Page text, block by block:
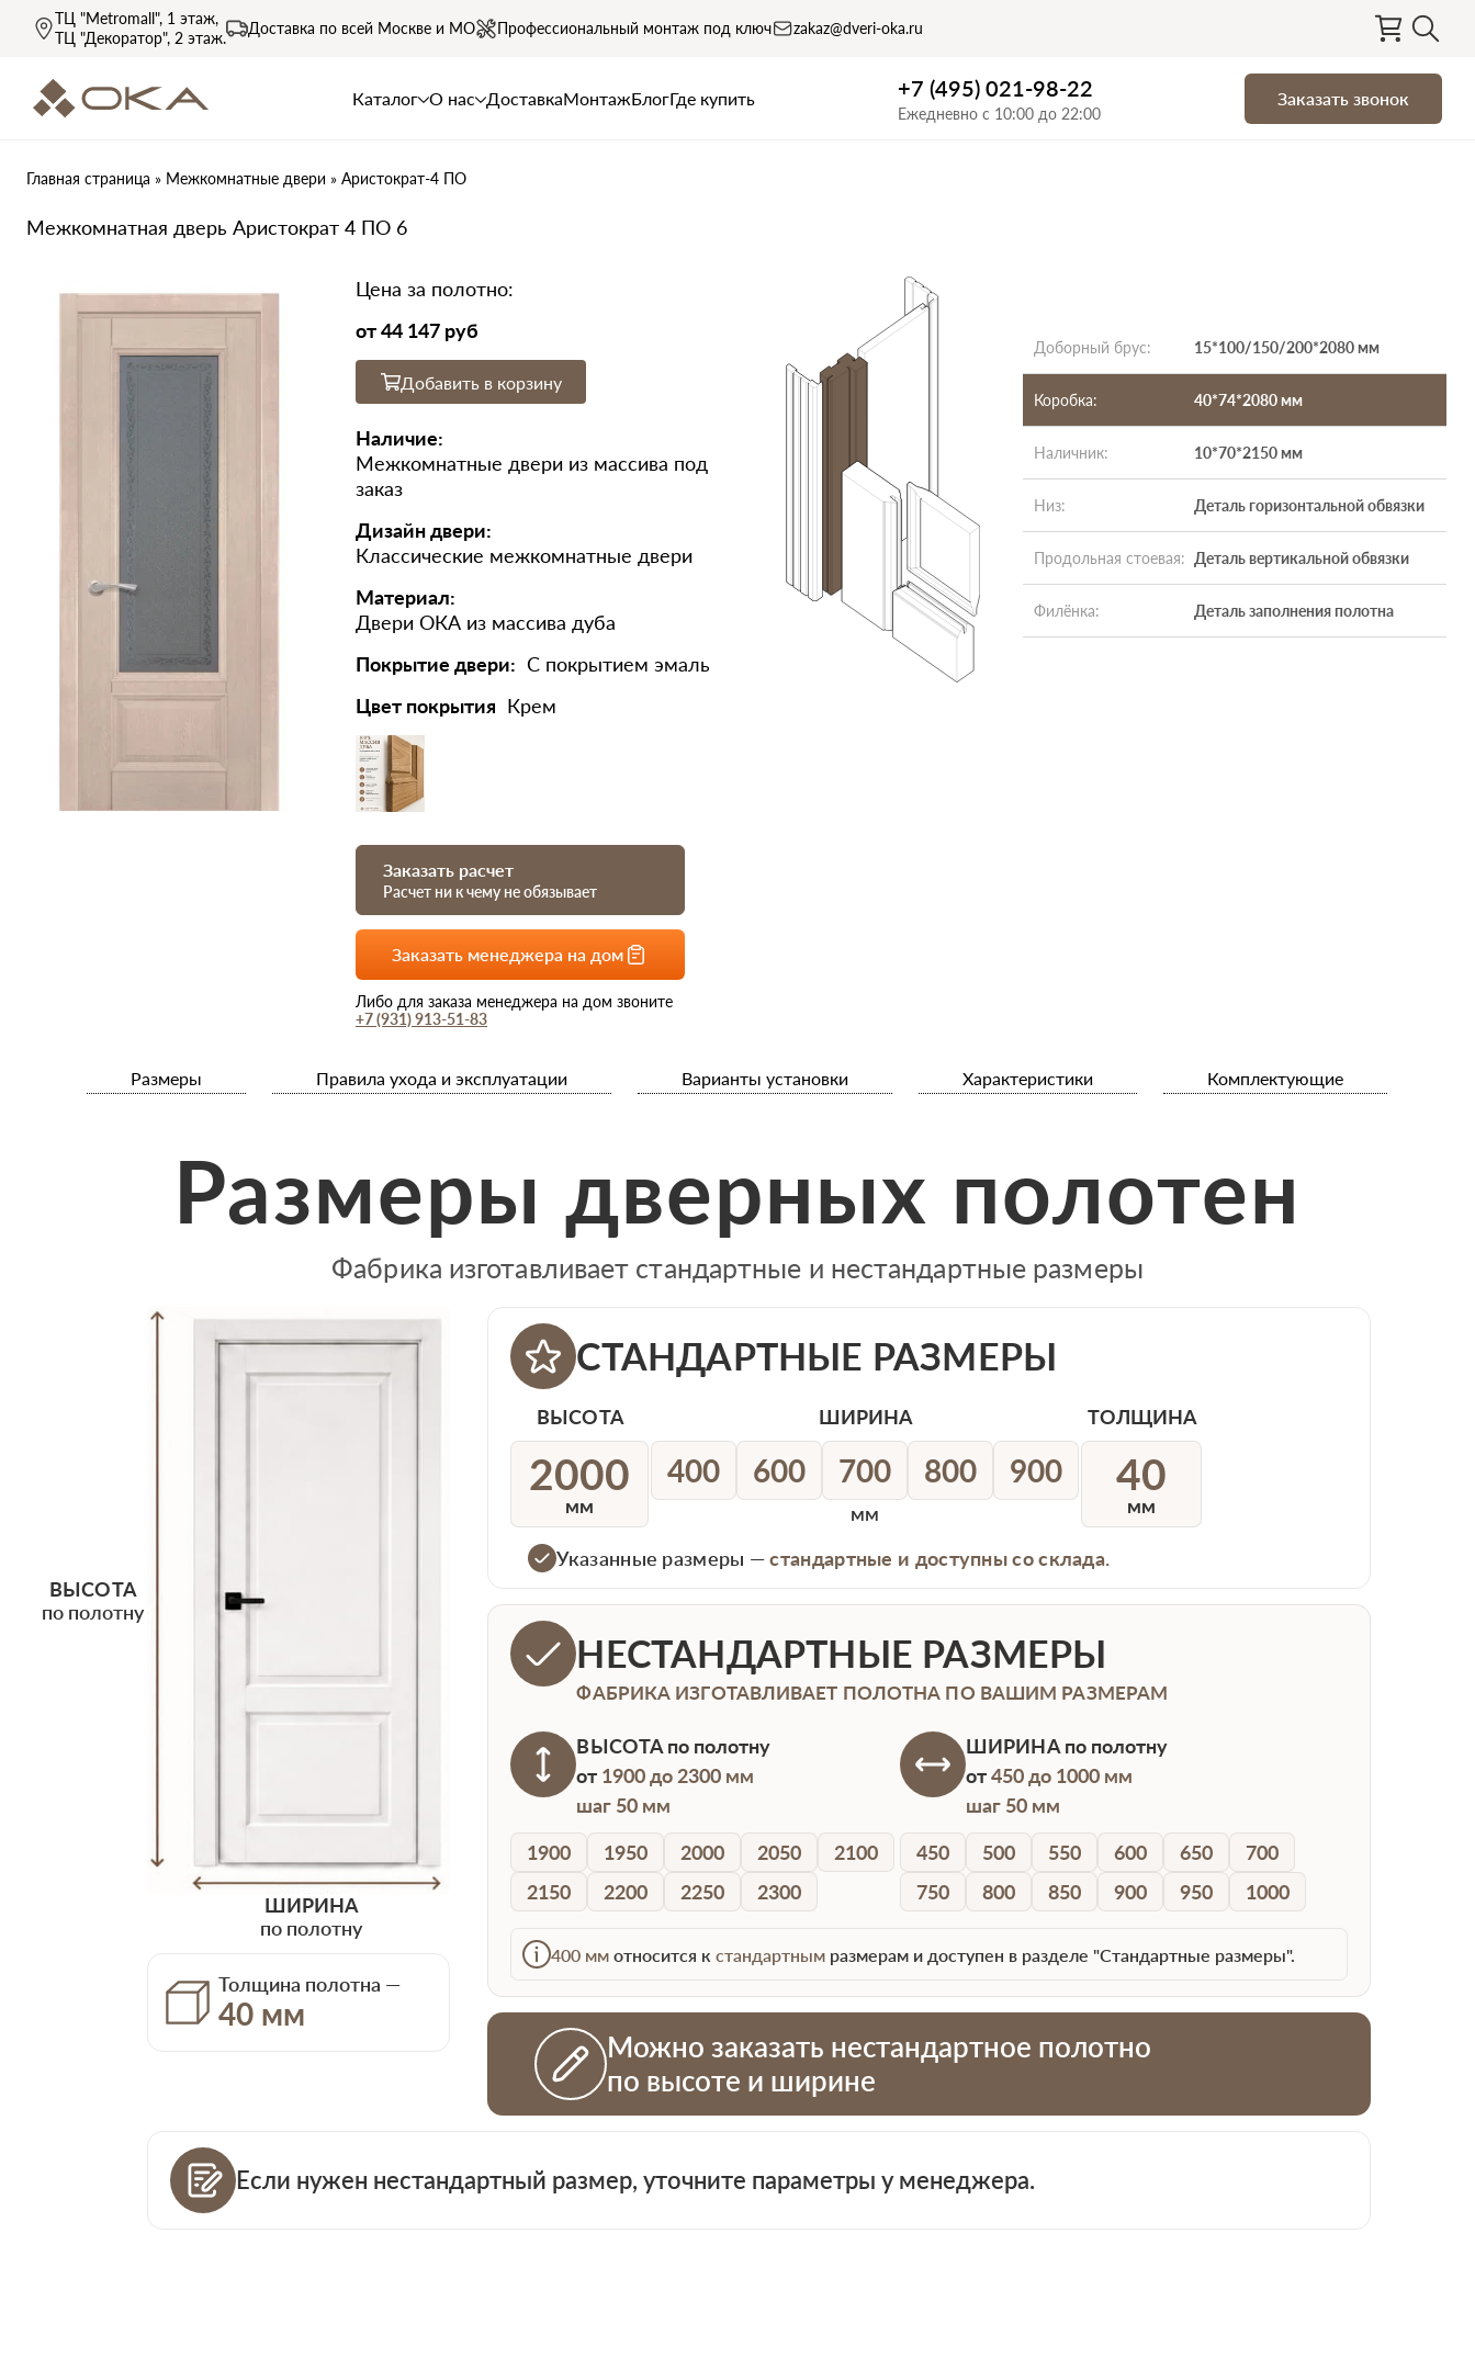
ТЦ "Metromall", 1 этаж,
ТЦ "Декоратор", 2 этаж.
Доставка по всей Москве и МО Профессиональный монтаж под ключ zakaz@dveri-oka.ru
Каталог О нас ДоставкаМонтажБлогГде купить +7 (495) 021-98-22
Ежедневно с 10:00 до 22:00
Заказать звонок
Главная страница » Межкомнатные двери » Аристократ-4 ПО
Межкомнатная дверь Аристократ 4 ПО 6
Цена за полотно:
от44 147 руб
Добавить в корзину
Наличие:
Межкомнатные двери из массива под
заказ
Дизайн двери:
Классические межкомнатные двери
Материал:
Двери ОКА из массива дуба
Покрытие двери: С покрытием эмаль
Цвет покрытия Крем
Заказать расчет
Расчет ни к чему не обязывает
Заказать менеджера на дом
Либо для заказа менеджера на дом звоните
+7 (931) 913-51-83
Доборный брус: 15*100/150/200*2080 мм
Коробка: 40*74*2080 мм
Наличник: 10*70*2150 мм
Низ: Деталь горизонтальной обвязки
Продольная стоевая: Деталь вертикальной обвязки
Филёнка: Деталь заполнения полотна
Размеры Правила ухода и эксплуатации Варианты установки Характеристики Комплектующие
Размеры дверных полотен
Фабрика изготавливает стандартные и нестандартные размеры
ВЫСОТА
по полотну
ШИРИНА
по полотну
Толщина полотна —
40 мм
СТАНДАРТНЫЕ РАЗМЕРЫ
ВЫСОТА
2000
мм
ШИРИНА
400 600 700 800 900
мм
ТОЛЩИНА
40
мм
Указанные размеры —стандартные и доступны со склада.
НЕСТАНДАРТНЫЕ РАЗМЕРЫ
ФАБРИКА ИЗГОТАВЛИВАЕТ ПОЛОТНА ПО ВАШИМ РАЗМЕРАМ
ВЫСОТА по полотну
от 1900 до 2300 мм
шаг 50 мм
1900
1950 2000 2050
2100
2150
2200 2250 2300
ШИРИНАпо полотну
от450 до 1000 мм
шаг 50 мм
450
500 550 600 650
700
750
800 850 900 950 1000
400 мм относится кстандартным размерам и доступен в разделе "Стандартные размеры".
Можно заказать нестандартное полотно
по высоте и ширине
Если нужен нестандартный размер, уточните параметры у менеджера.